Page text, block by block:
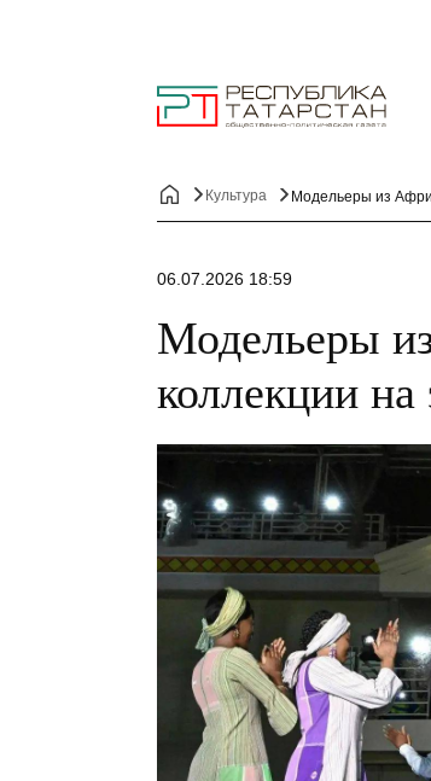
Культура Модельеры из
06.07.2026 18:59
Модельеры
коллекции на